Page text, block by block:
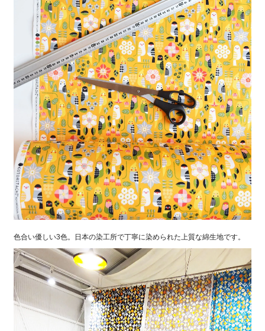
色合い優しい3色。日本の染工所で丁寧に染められた上質な綿生地です。